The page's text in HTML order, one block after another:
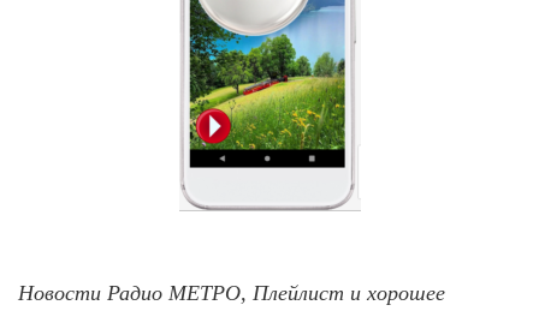
Новости Радио МЕТРО, Плейлист и хорошее